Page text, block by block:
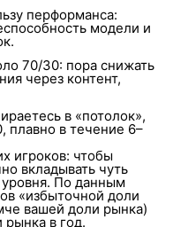
перформанса:
модели и
70/30: пора снижать
через контент,
в «потолок»,
в течение 6–
игроков: чтобы
вкладывать чуть
По данным
«избыточной доли
вашей доли рынка)
рынка в год.